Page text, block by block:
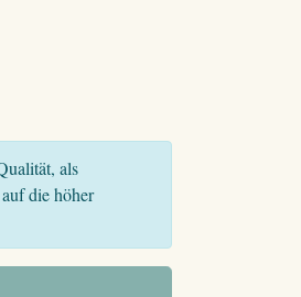
als
die höher